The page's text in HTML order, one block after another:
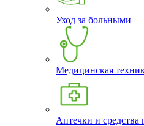
Уход за больными
Медицинская
Аптечки и